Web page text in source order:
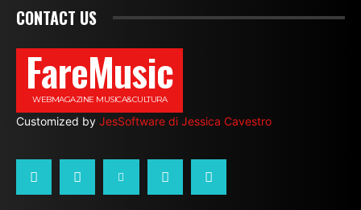
CONTACT US
FareMusic
WEBMAGAZINE MUSICA&CULTURA
Customized by JesSoftware di Jessica Cavestro